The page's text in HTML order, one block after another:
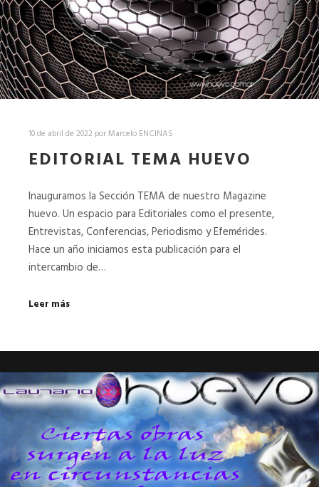
10 de abril de 2022 porMarcelo ENCINAS
EDITORIAL TEMA HUEVO
Inauguramos la Sección TEMA de nuestro Magazine
huevo. Un espacio para Editoriales como el presente,
Entrevistas, Conferencias, Periodismo y Efemérides.
Hace un año iniciamos esta publicación para el
intercambio de…
Leer más